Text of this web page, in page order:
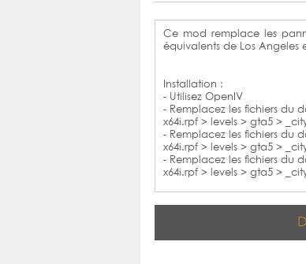
Ce mod remplace les
équivalents de Los Angeles
Installation :
- Utilisez OpenIV
- Remplacez les fichiers du
x64i.rpf > levels > gta5 >
- Remplacez les fichiers du
x64i.rpf > levels > gta5 >
- Remplacez les fichiers du
x64i.rpf > levels > gta5 >